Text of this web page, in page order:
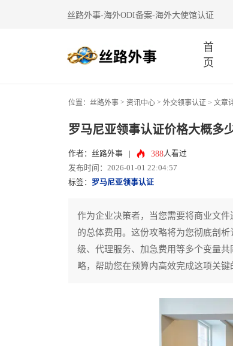
丝路外事-海外ODI备案-海外大使馆认证
首
页
位置： 丝路外事 > 资讯中心 > 外交领事认证 > 文章
罗马尼亚领事认证价格大概多
作者：丝路外事 388人看过
发布时间：2026-01-01 22:04:57
标签： 罗马尼亚领事认证
作为企业决策者，当您需要将商业文
的总体费用。这份攻略将为您彻底剖
级、代理服务、加急费用等多个变量
略，帮助您在预算内高效完成这项关